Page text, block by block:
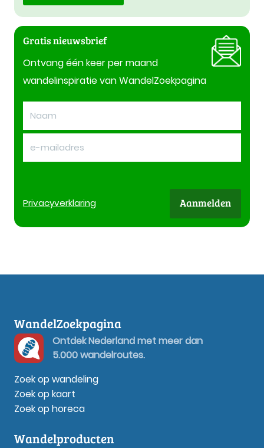
Gratis nieuwsbrief
Ontvang één keer per maand
wandelinspiratie van WandelZoekpagina
Privacyverklaring Aanmelden
WandelZoekpagina
Ontdek Nederland met meer dan
5.000 wandelroutes.
Zoek op wandeling
Zoek op kaart
Zoek op horeca
Wandelproducten